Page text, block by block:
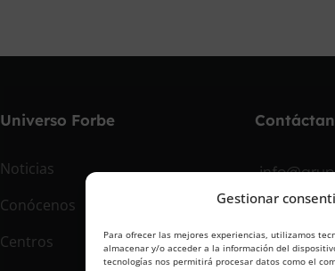
Gestionar
Para ofrecer las mejores experiencias, utilizamos
almacenar y/o acceder a la información del
tecnologías nos permitirá procesar datos como el
Universo Forbe
Noticias
Conócenos
Centros